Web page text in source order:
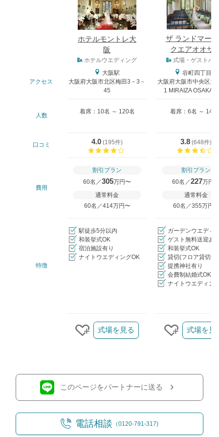
ホテルモントレ大
阪
ザ ランドマー
クエアオオサ
ホテルウエディング 式場・ゲストハ
アクセス
大阪駅
大阪府大阪市北区梅田3－3－
45
谷町四丁目駅
大阪府大阪市中央区大
1 MIRAIZA OSAKA-
人数
着席：10名 ～ 120名 着席：6名 ～ 146
口コミ 4.0 (195件)
3.8 (648件)
費用
割引プラン
60名／305万円〜
通常料金
60名／414万円〜
割引プラン
60名／227万円
通常料金
60名／355万円〜
特徴
駅徒歩5分以内
和装挙式OK
宿泊施設有り
ナイトウエディングOK
ガーデンウエディ
ゲスト無料送迎あ
和装挙式OK
貸切(フロア貸切含
提携神社有り
会費制結婚式OK
ナイトウエディン
クリップする
式場を見る
クリップす
式場を見
このページをパートナーに送る
電話相談 （0120-791-317)